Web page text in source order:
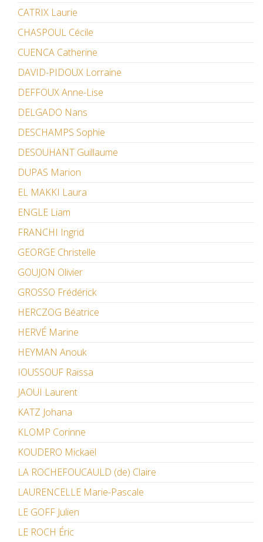
CATRIX Laurie
CHASPOUL Cécile
CUENCA Catherine
DAVID-PIDOUX Lorraine
DEFFOUX Anne-Lise
DELGADO Nans
DESCHAMPS Sophie
DESOUHANT Guillaume
DUPAS Marion
EL MAKKI Laura
ENGLE Liam
FRANCHI Ingrid
GEORGE Christelle
GOUJON Olivier
GROSSO Frédérick
HERCZOG Béatrice
HERVÉ Marine
HEYMAN Anouk
IOUSSOUF Raïssa
JAOUI Laurent
KATZ Johana
KLOMP Corinne
KOUDERO Mickaël
LA ROCHEFOUCAULD (de) Claire
LAURENCELLE Marie-Pascale
LE GOFF Julien
LE ROCH Éric